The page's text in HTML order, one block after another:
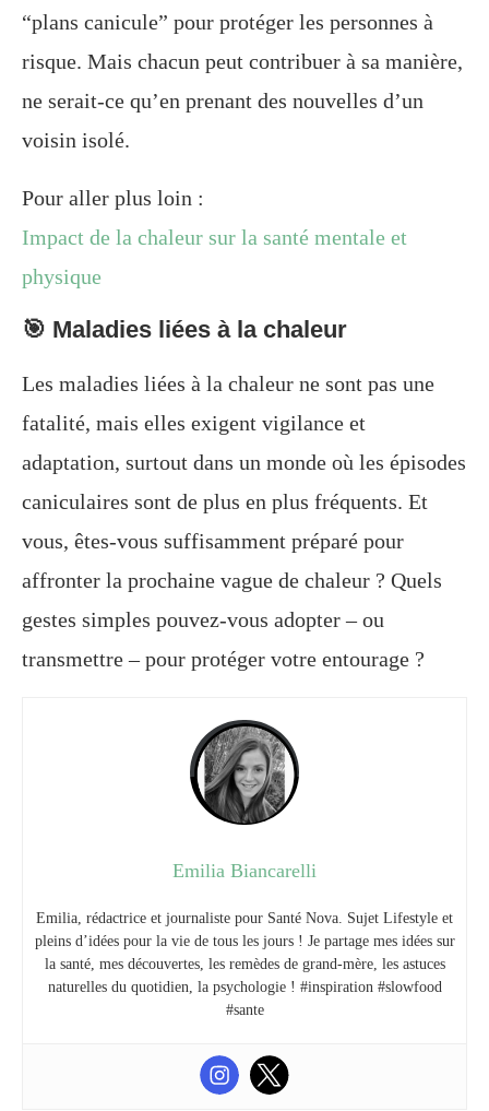
“plans canicule” pour protéger les personnes à
risque. Mais chacun peut contribuer à sa manière,
ne serait-ce qu’en prenant des nouvelles d’un
voisin isolé.
Pour aller plus loin :
Impact de la chaleur sur la santé mentale et
physique
🎯 Maladies liées à la chaleur
Les maladies liées à la chaleur ne sont pas une
fatalité, mais elles exigent vigilance et
adaptation, surtout dans un monde où les épisodes
caniculaires sont de plus en plus fréquents. Et
vous, êtes-vous suffisamment préparé pour
affronter la prochaine vague de chaleur ? Quels
gestes simples pouvez-vous adopter – ou
transmettre – pour protéger votre entourage ?
Emilia Biancarelli
Emilia, rédactrice et journaliste pour Santé Nova. Sujet Lifestyle et
pleins d’idées pour la vie de tous les jours ! Je partage mes idées sur
la santé, mes découvertes, les remèdes de grand-mère, les astuces
naturelles du quotidien, la psychologie ! #inspiration #slowfood
#sante